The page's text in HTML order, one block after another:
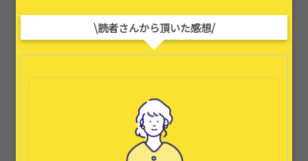
\読者さんから頂いた感想/